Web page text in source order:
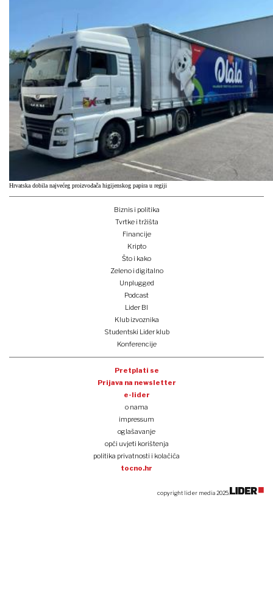
Hrvatska dobila najvećeg proizvođača higijenskog papira u regiji
Biznis i politika
Tvrtke i tržišta
Financije
Kripto
Što i kako
Zeleno i digitalno
Unplugged
Podcast
Lider BI
Klub izvoznika
Studentski Lider klub
Konferencije
Pretplati se
Prijava na newsletter
e-lider
o nama
impressum
oglašavanje
opći uvjeti korištenja
politika privatnosti i kolačića
tocno.hr
copyright lider media 2025.